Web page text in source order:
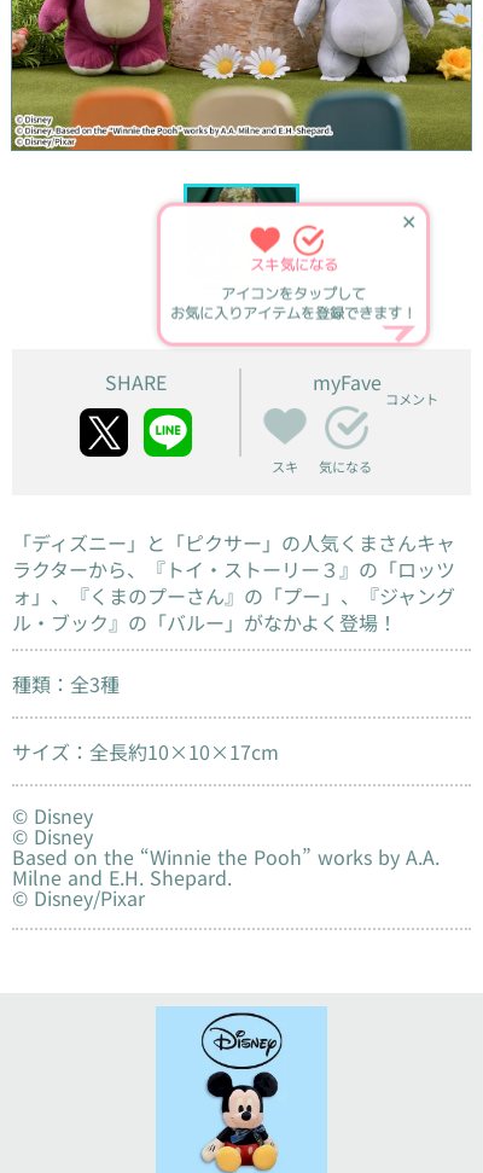
✕
スキ気になる
アイコンをタップして
お気に入りアイテムを登録できます！
SHARE myFave
スキ 気になる
コメント
「ディズニー」と「ピクサー」の人気くまさんキャ
ラクターから、『トイ・ストーリー３』の「ロッツ
ォ」、『くまのプーさん』の「プー」、『ジャング
ル・ブック』の「バルー」がなかよく登場！
種類：全3種
サイズ：全長約10×10×17cm
© Disney
© Disney
Based on the “Winnie the Pooh” works by A.A.
Milne and E.H. Shepard.
© Disney/Pixar